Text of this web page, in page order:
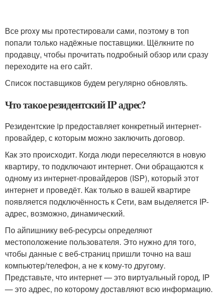
Все proxy мы протестировали сами, поэтому в топ
попали только надёжные поставщики. Щёлкните по
продавцу, чтобы прочитать подробный обзор или сразу
переходите на его сайт.
Список поставщиков будем регулярно обновлять.
Что такое резидентский IP адрес?
Резидентские ip предоставляет конкретный интернет-
провайдер, с которым можно заключить договор.
Как это происходит. Когда люди переселяются в новую
квартиру, то подключают интернет. Они обращаются к
одному из интернет-провайдеров (ISP), который этот
интернет и проведёт. Как только в вашей квартире
появляется подключённость к Сети, вам выделяется IP-
адрес, возможно, динамический.
По айпишнику веб-ресурсы определяют
местоположение пользователя. Это нужно для того,
чтобы данные с веб-страниц пришли точно на ваш
компьютер/телефон, а не к кому-то другому.
Представьте, что интернет — это виртуальный город, IP
— это адрес, по которому доставляют всю информацию.